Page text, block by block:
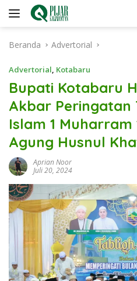
Langsung
Beranda
Advertorial
Advertorial, Kotabaru
Bupati Kotabaru
Akbar Peringatan
Islam 1 Muharram
Agung Husnul
Aprian Noor
Juli 20, 2024